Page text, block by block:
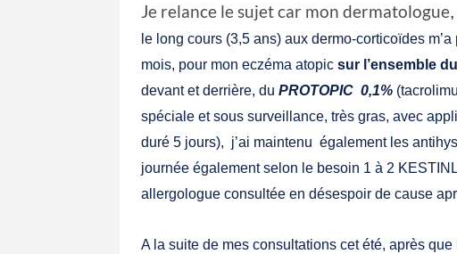
Je relance le sujet car mon dermatologue,
le long cours (3,5 ans) aux dermo-corticoïdes
mois, pour mon eczéma atopicsur l’ensemble
devant et derrière, duPROTOPIC 0,1%
spéciale et sous surveillance, très gras, avec
duré 5 jours), j’ai maintenu également les
journée également selon le besoin 1 à 2
allergologue consultée en désespoir de cause
A la suite de mes consultations cet été, après